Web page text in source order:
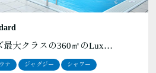
最大クラスの360㎡のLux…
ナ ジャグジー シャワー